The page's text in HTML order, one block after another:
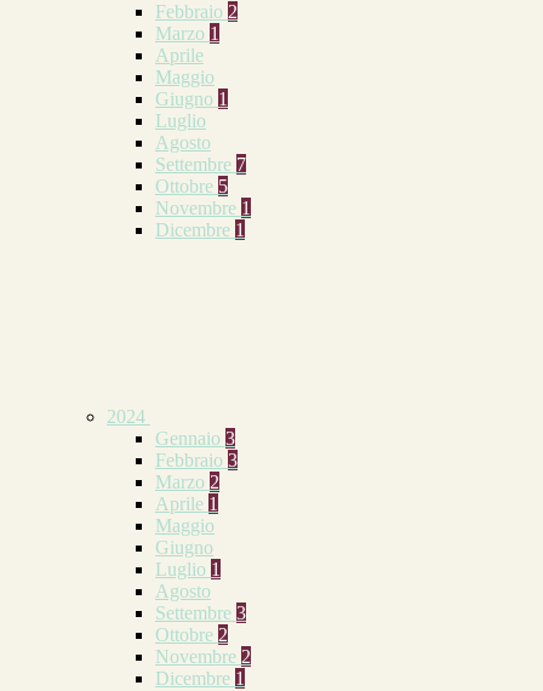
Febbraio 2
Marzo 1
Aprile
Maggio
Giugno 1
Luglio
Agosto
Settembre 7
Ottobre 5
Novembre 1
Dicembre 1
2024
Gennaio 3
Febbraio 3
Marzo 2
Aprile 1
Maggio
Giugno
Luglio 1
Agosto
Settembre 3
Ottobre 2
Novembre 2
Dicembre 1